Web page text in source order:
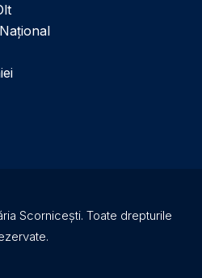
Scornicești. Toate drepturile